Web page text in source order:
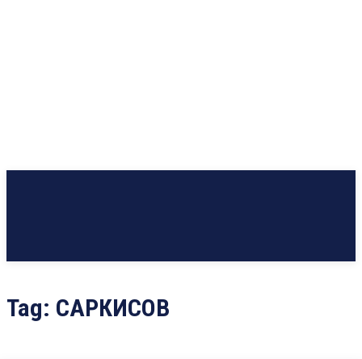
Tag: САРКИСОВ